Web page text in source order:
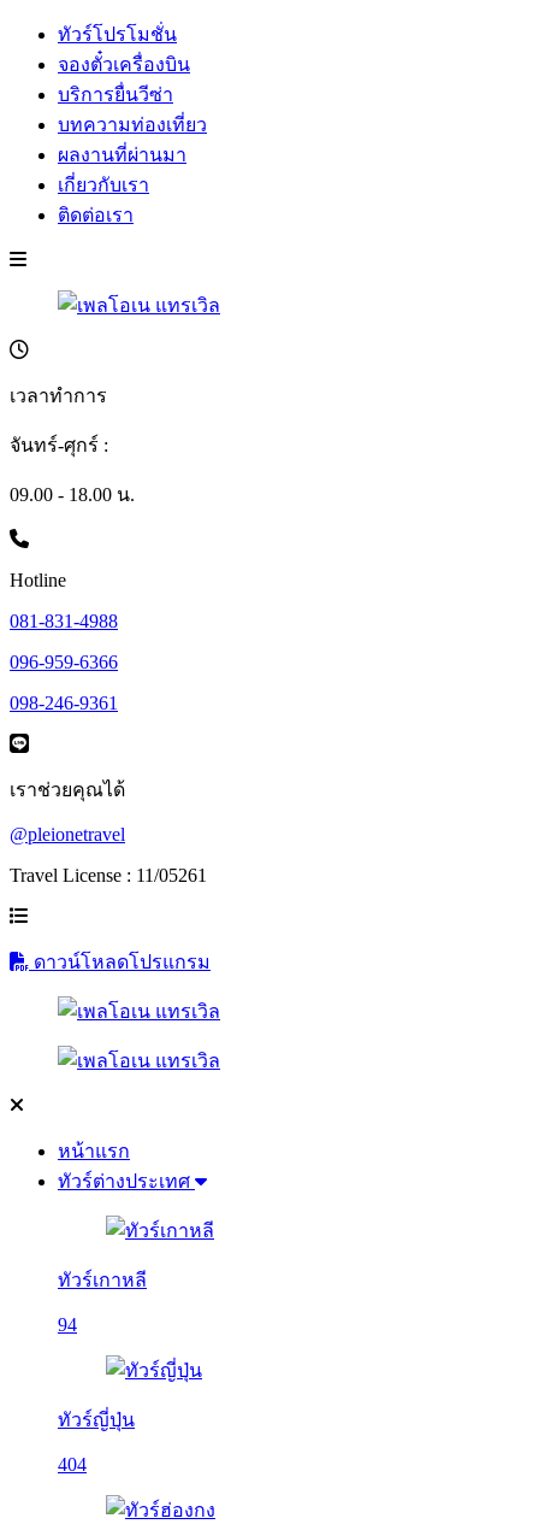
ทัวร์โปรโมชั่น
จองตั๋วเครื่องบิน
บริการยื่นวีซ่า
บทความท่องเที่ยว
ผลงานที่ผ่านมา
เกี่ยวกับเรา
ติดต่อเรา
เวลาทำการ
จันทร์-ศุกร์ :
09.00 - 18.00 น.
Hotline
081-831-4988
096-959-6366
098-246-9361
เราช่วยคุณได้
@pleionetravel
Travel License : 11/05261
ดาวน์โหลดโปรแกรม
หน้าแรก
ทัวร์ต่างประเทศ
ทัวร์เกาหลี
94
ทัวร์ญี่ปุ่น
404